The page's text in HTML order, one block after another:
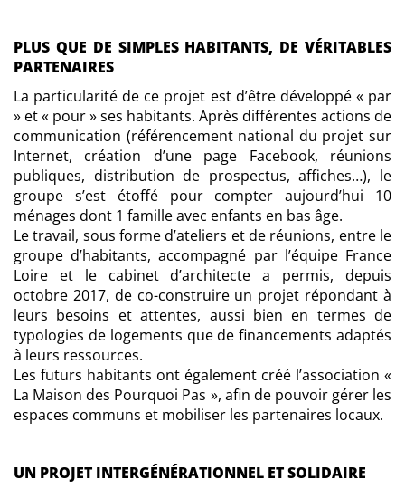
PLUS QUE DE SIMPLES HABITANTS, DE VÉRITABLES
PARTENAIRES
La particularité de ce projet est d’être développé « par
» et « pour » ses habitants. Après différentes actions de
communication (référencement national du projet sur
Internet, création d’une page Facebook, réunions
publiques, distribution de prospectus, affiches…), le
groupe s’est étoffé pour compter aujourd’hui 10
ménages dont 1 famille avec enfants en bas âge.
Le travail, sous forme d’ateliers et de réunions, entre le
groupe d’habitants, accompagné par l’équipe France
Loire et le cabinet d’architecte a permis, depuis
octobre 2017, de co-construire un projet répondant à
leurs besoins et attentes, aussi bien en termes de
typologies de logements que de financements adaptés
à leurs ressources.
Les futurs habitants ont également créé l’association «
La Maison des Pourquoi Pas », afin de pouvoir gérer les
espaces communs et mobiliser les partenaires locaux.
UN PROJET INTERGÉNÉRATIONNEL ET SOLIDAIRE